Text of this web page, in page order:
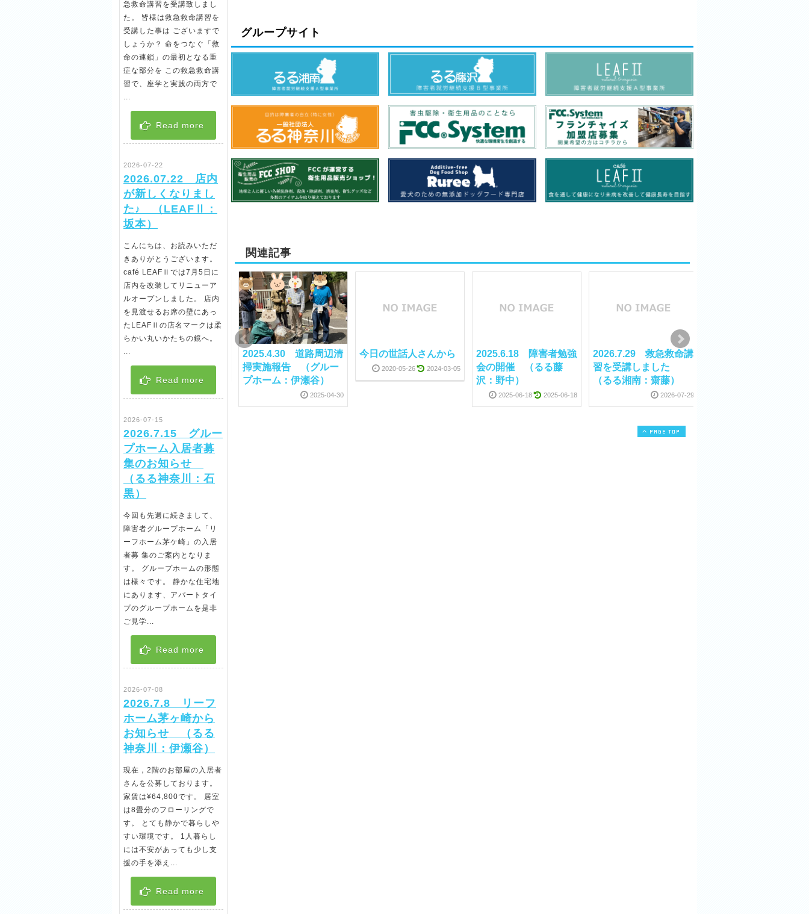
グループサイト
関連記事
代表より新年のご挨拶
2024-03-05
2025.4.30 道路周辺清
掃実施報告 （グルー
プホーム：伊瀬谷）
2025-04-30
今日の世話人さんから
2020-05-26 2024-03-05
2025.6.18 障害者勉強
会の開催 （るる藤
沢：野中）
2025-06-18 2025-06-18
2026.7.29 救急救命講
習を受講しました
（るる湘南：齋藤）
2026-07-29
代表より新年のご挨拶
PAGE TOP
急救命講習を受講致しまし
た。 皆様は救急救命講習を
受講した事は ございますで
しょうか？ 命をつなぐ「救
命の連鎖」の最初となる重
症な部分を この救急救命講
習で、座学と実践の両方で
...
Read more
2026-07-22
2026.07.22 店内
が新しくなりまし
た♪ （LEAFⅡ：
坂本）
こんにちは、お読みいただ
きありがとうございます。
café LEAFⅡでは7月5日に
店内を改装してリニューア
ルオープンしました。 店内
を見渡せるお席の壁にあっ
たLEAFⅡの店名マークは柔
らかい丸いかたちの鏡へ。
...
Read more
2026-07-15
2026.7.15 グルー
プホーム入居者募
集のお知らせ
（るる神奈川：石
黒）
今回も先週に続きまして、
障害者グループホーム「リ
ーフホーム茅ケ崎」の入居
者募 集のご案内となりま
す。 グループホームの形態
は様々です。 静かな住宅地
にあります、アパートタイ
プのグループホームを是非
ご見学...
Read more
2026-07-08
2026.7.8 リーフ
ホーム茅ヶ崎から
お知らせ （るる
神奈川：伊瀬谷）
現在，2階のお部屋の入居者
さんを公募しております。
家賃は¥64,800です。 居室
は8畳分のフローリングで
す。 とても静かで暮らしや
すい環境です。 1人暮らし
には不安があっても少し支
援の手を添え...
Read more